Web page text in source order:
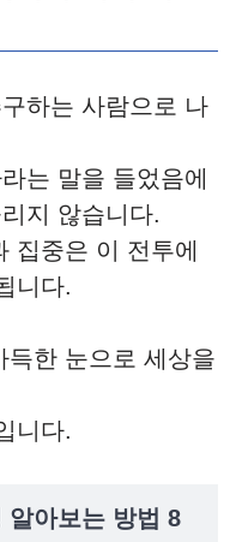
하는 사람으로 나
는 말을 들었음에
지 않습니다.
집중은 이 전투에
니다.
득한 눈으로 세상을
니다.
알아보는 방법 8